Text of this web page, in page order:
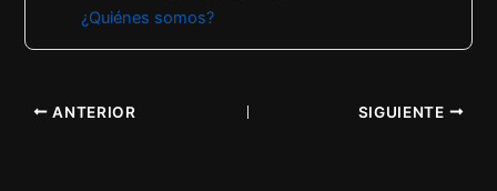
¿Quiénes somos?
ANTERIOR SIGUIENTE